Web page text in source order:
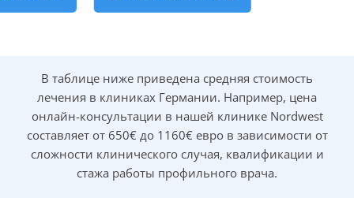
Также может наблюдаться типичная общая
показателя кальция в крови.
Остеосаркома колена
Данное заболевание, именуемое такжеостеогенная
саркомаиликостная саркомапредставляет собой
злокачественную опухоль, клетки которой происходят
Сколько стоит лечение рака в
В таблице ниже приведена средняя стоимость
лечения в клиниках Германии. Например, цена
онлайн-консультации в нашей клинике Nordwest
составляет от 650€ до 1160€ евро в зависимости от
сложности клинического случая, квалификации и
стажа работы профильного врача.